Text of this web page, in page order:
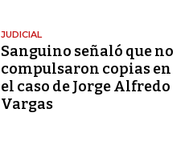
JUDICIAL
Sanguino señaló que no
compulsaron copias en
el caso de Jorge Alfredo
Vargas